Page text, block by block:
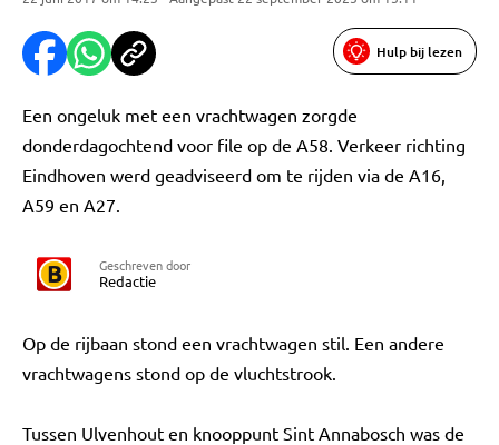
Hulp bij lezen
Een ongeluk met een vrachtwagen zorgde
donderdagochtend voor file op de A58. Verkeer richting
Eindhoven werd geadviseerd om te rijden via de A16,
A59 en A27.
Geschreven door
Redactie
Op de rijbaan stond een vrachtwagen stil. Een andere
vrachtwagens stond op de vluchtstrook.
Tussen Ulvenhout en knooppunt Sint Annabosch was de